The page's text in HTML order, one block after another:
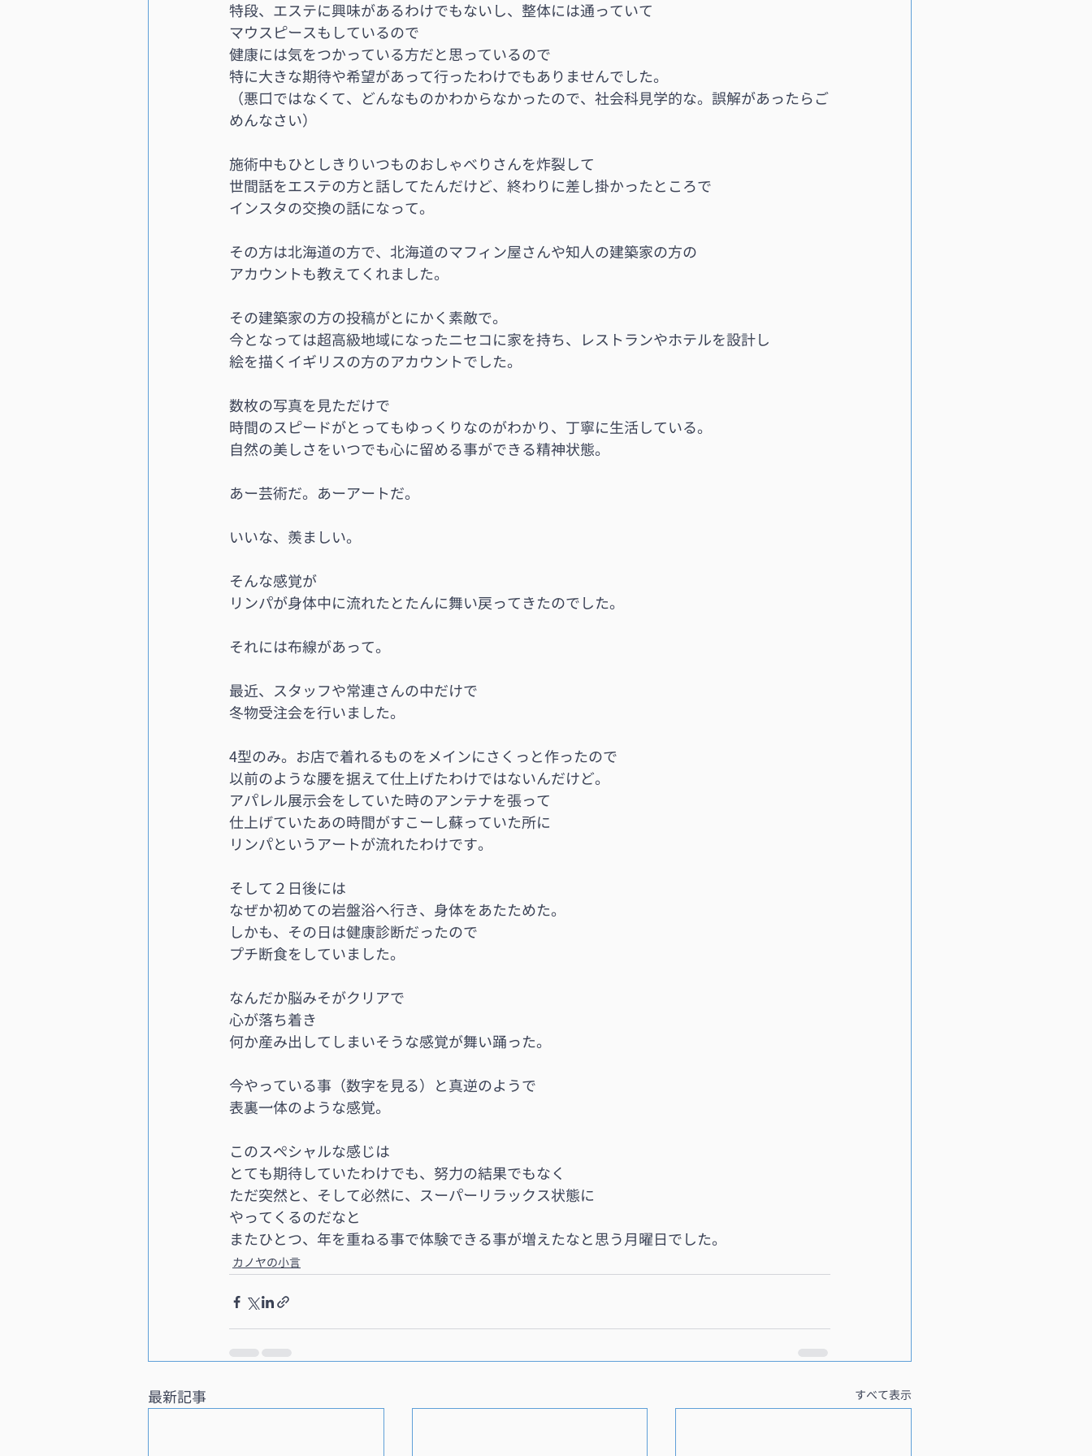
特段、エステに興味があるわけでもないし、整体には通っていて
マウスピースもしているので
健康には気をつかっている方だと思っているので
特に大きな期待や希望があって行ったわけでもありませんでした。
（悪口ではなくて、どんなものかわからなかったので、社会科見学的な。誤解があったらご
めんなさい）
施術中もひとしきりいつものおしゃべりさんを炸裂して
世間話をエステの方と話してたんだけど、終わりに差し掛かったところで
インスタの交換の話になって。
その方は北海道の方で、北海道のマフィン屋さんや知人の建築家の方の
アカウントも教えてくれました。
その建築家の方の投稿がとにかく素敵で。
今となっては超高級地域になったニセコに家を持ち、レストランやホテルを設計し
絵を描くイギリスの方のアカウントでした。
数枚の写真を見ただけで
時間のスピードがとってもゆっくりなのがわかり、丁寧に生活している。
自然の美しさをいつでも心に留める事ができる精神状態。
あー芸術だ。あーアートだ。
いいな、羨ましい。
そんな感覚が
リンパが身体中に流れたとたんに舞い戻ってきたのでした。
それには布線があって。
最近、スタッフや常連さんの中だけで
冬物受注会を行いました。
4型のみ。お店で着れるものをメインにさくっと作ったので
以前のような腰を据えて仕上げたわけではないんだけど。
アパレル展示会をしていた時のアンテナを張って
仕上げていたあの時間がすこーし蘇っていた所に
リンパというアートが流れたわけです。
そして２日後には
なぜか初めての岩盤浴へ行き、身体をあたためた。
しかも、その日は健康診断だったので
プチ断食をしていました。
なんだか脳みそがクリアで
心が落ち着き
何か産み出してしまいそうな感覚が舞い踊った。
今やっている事（数字を見る）と真逆のようで
表裏一体のような感覚。
このスペシャルな感じは
とても期待していたわけでも、努力の結果でもなく
ただ突然と、そして必然に、スーパーリラックス状態に
やってくるのだなと
またひとつ、年を重ねる事で体験できる事が増えたなと思う月曜日でした。
カノヤの小言
最新記事 すべて表示